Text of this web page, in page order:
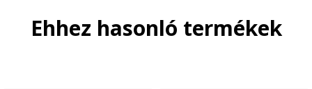
Ehhez hasonló termékek